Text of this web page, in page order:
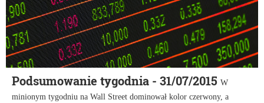
Podsumowanie tygodnia - 31/07/2015 W
minionym tygodniu na Wall Street dominował kolor czerwony, a